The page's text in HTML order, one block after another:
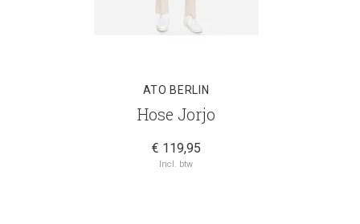
ATO BERLIN
Hose Jorjo
€ 119,95
Incl. btw